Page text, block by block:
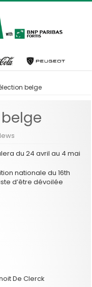
belge
belge
du 24 avril au 4 mai
nationale du 16th
d’être dévoilée
De Clerck